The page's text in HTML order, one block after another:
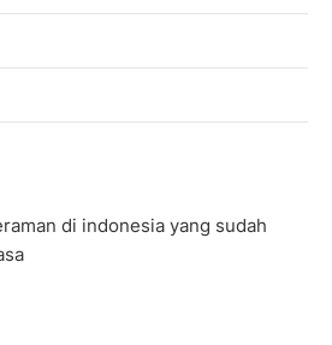
di indonesia yang sudah